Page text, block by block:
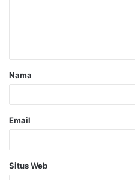
Nama
Email
Situs Web